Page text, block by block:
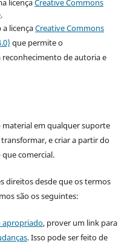
licençaCreative Commons
.
licençaCreative Commons
que permite o
de autoria e
em qualquer suporte
e criar a partir do
comercial.
direitos desde que os termos
são os seguintes:
apropriado, prover um link para
. Isso pode ser feito de